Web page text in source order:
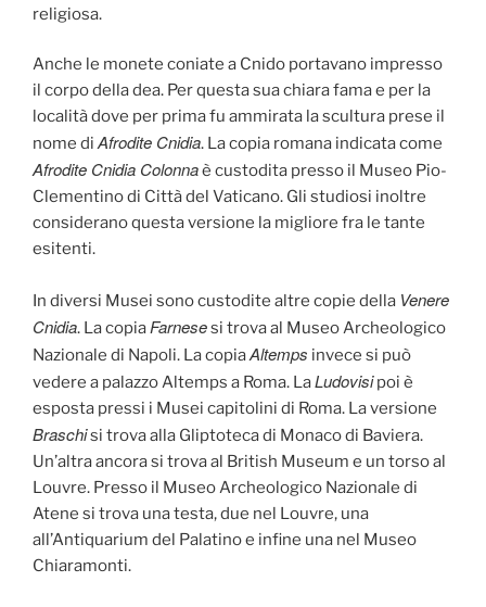
religiosa.
Anche le monete coniate a Cnido portavano impresso
il corpo della dea. Per questa sua chiara fama e per la
località dove per prima fu ammirata la scultura prese il
nome diAfrodite Cnidia. La copia romana indicata come
Afrodite Cnidia Colonnaè custodita presso il Museo Pio-
Clementino di Città del Vaticano. Gli studiosi inoltre
considerano questa versione la migliore fra le tante
esitenti.
In diversi Musei sono custodite altre copie della Venere
Cnidia. La copia Farnesesi trova al Museo Archeologico
Nazionale di Napoli. La copiaAltemps invece si può
vedere a palazzo Altemps a Roma. LaLudovisipoi è
esposta pressi i Musei capitolini di Roma. La versione
Braschisi trova alla Gliptoteca di Monaco di Baviera.
Un’altra ancora si trova al British Museum e un torso al
Louvre. Presso il Museo Archeologico Nazionale di
Atene si trova una testa, due nel Louvre, una
all’Antiquarium del Palatino e infine una nel Museo
Chiaramonti.